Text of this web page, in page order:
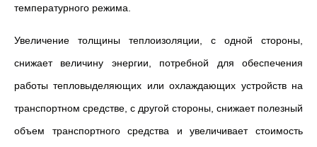
температурного режима.
Увеличение толщины теплоизоляции, с одной стороны,
снижает величину энергии, потребной для обеспечения
работы тепловыделяющих или охлаждающих устройств на
транспортном средстве, с другой стороны, снижает полезный
объем транспортного средства и увеличивает стоимость